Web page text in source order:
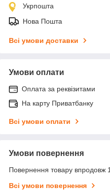
Укрпошта
Нова Пошта
Всі умови доставки
Умови оплати
Оплата за реквізитами
На карту Приватбанку
Всі умови оплати
Умови повернення
Повернення товару впродовж
Всі умови повернення